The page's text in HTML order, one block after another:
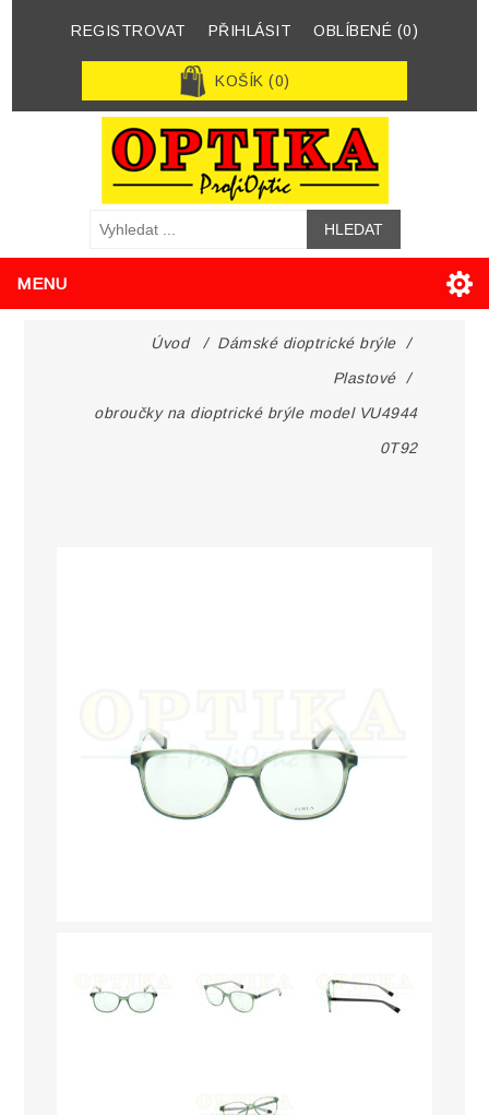
REGISTROVAT PŘIHLÁSIT OBLÍBENÉ (0)
KOŠÍK (0)
MENU
Úvod / Dámské dioptrické brýle /
Plastové /
obroučky na dioptrické brýle model VU4944
0T92